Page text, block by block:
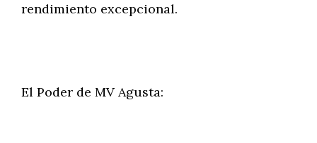
rendimiento excepcional.
El Poder de MV Agusta: